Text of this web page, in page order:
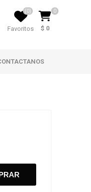
Favoritos
(0) 0
$ 0